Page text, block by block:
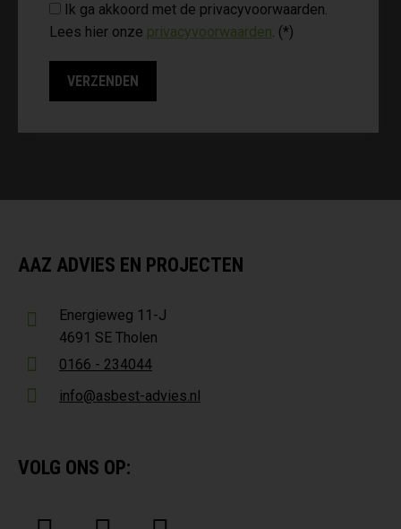
Ik ga akkoord met de privacyvoorwaarden.
Lees hier onze privacyvoorwaarden. (*)
AAZ ADVIES EN PROJECTEN
Energieweg 11-J
4691 SE Tholen
0166 - 234044
info@asbest-advies.nl
VOLG ONS OP: